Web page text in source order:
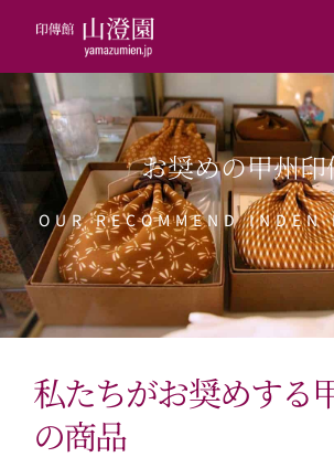
を
ス
ッ
お奨めの甲州印
OUR RECOMMEND INDEN
私たちがお奨めする
の商品